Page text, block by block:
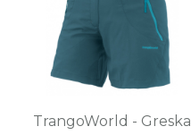
TrangoWorld - Greska